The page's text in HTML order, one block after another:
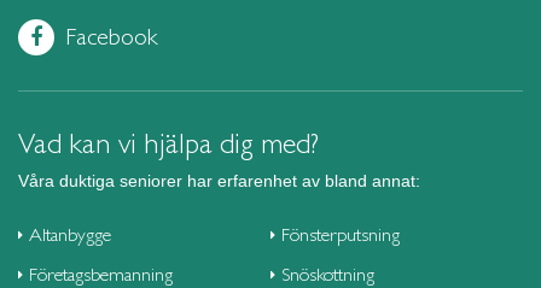
Facebook
Vad kan vi hjälpa dig med?
Våra duktiga seniorer har erfarenhet av bland annat:
Altanbygge
Företagsbemanning
Fönsterputsning
Snöskottning